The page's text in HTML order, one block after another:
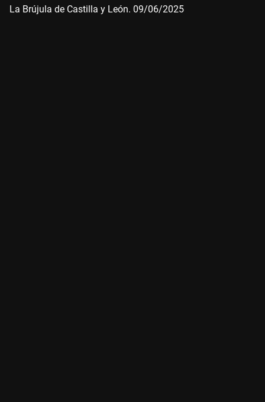
La Brújula de Castilla y León. 09/06/2025